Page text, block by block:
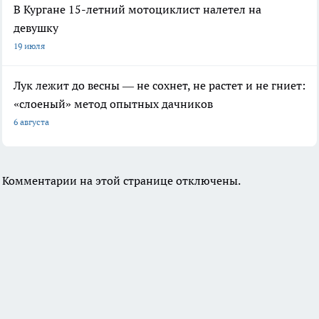
В Кургане 15-летний мотоциклист налетел на
девушку
19 июля
Лук лежит до весны — не сохнет, не растет и не гниет:
«слоеный» метод опытных дачников
6 августа
Комментарии на этой странице отключены.